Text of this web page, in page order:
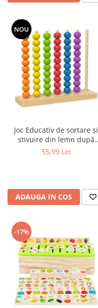
NOU
Joc Educativ de sortare și
stivuire din lemn după
culoare, multicolor
55,99 Lei
ADAUGA IN COS
-17%